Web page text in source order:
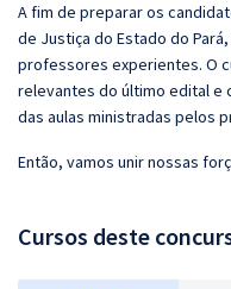
A fim de preparar os
de Justiça do Estado do
professores experientes. O
relevantes do último edital e
das aulas ministradas pelos
Então, vamos unir nossas
Cursos deste